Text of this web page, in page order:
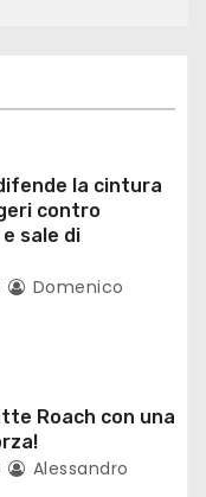
la cintura
contro
sale di
Domenico
Roach con una
Alessandro